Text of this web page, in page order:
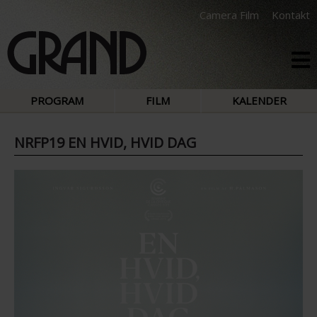
Camera Film Kontakt
PROGRAM FILM KALENDER
NRFP19 EN HVID, HVID DAG